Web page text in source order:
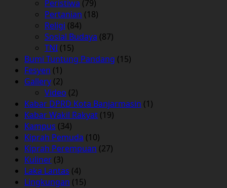
Peristiwa (79)
Pertanian (18)
Religi (84)
Sosial Budaya (87)
TNI (15)
Bumi Tuntung Pandang (15)
Fesyen (1)
Gallery (2)
Video (2)
Kabar DPRD Kota Banjarmasin (1)
Kabar Wakil Rakyat (19)
Kampus (34)
Kiprah Pemuda (10)
Kiprah Perempuan (27)
Kuliner (3)
Laka Lantas (4)
Lingkungan (15)